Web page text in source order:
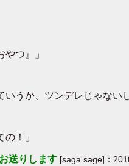
つ』」
うか、ツンデレじゃないし
！」
送りします [saga sage]：